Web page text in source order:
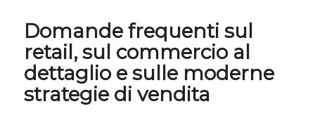
Domande frequenti sul
retail, sul commercio al
dettaglio e sulle moderne
strategie di vendita